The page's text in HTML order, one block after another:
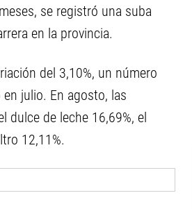
se registró una suba
en la provincia.
del 3,10%, un número
julio. En agosto, las
dulce de leche 16,69%, el
12,11%.